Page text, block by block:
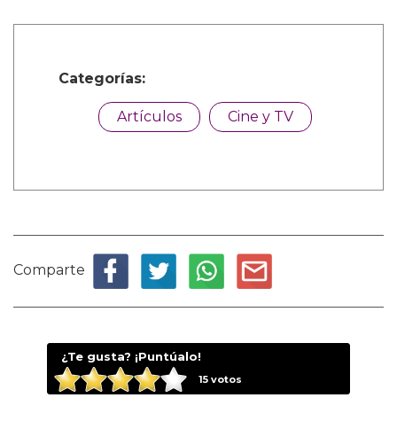
Categorías:
Artículos Cine y TV
Comparte
¿Te gusta? ¡Puntúalo!
15votos